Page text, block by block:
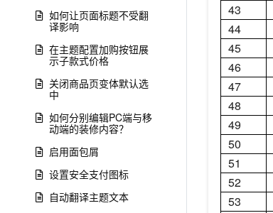
如何让页面标题不受翻
译影响
在主题配置加购按钮展
示子款式价格
关闭商品页变体默认选
中
如何分别编辑PC端与移
动端的装修内容？
启用面包屑
设置安全支付图标
自动翻译主题文本
43
44
45
46
47
48
49
50
51
52
53